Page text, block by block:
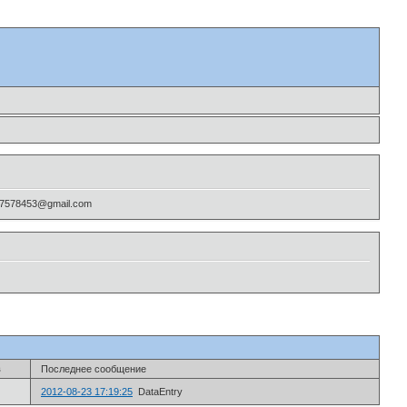
Последнее сообщение
2012-08-23 17:19:25 DataEntry